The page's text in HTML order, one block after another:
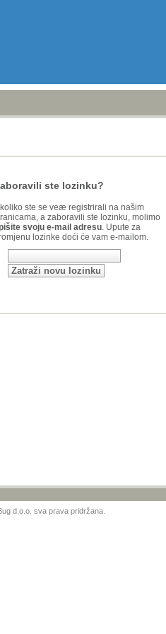
ste lozinku?
ste se veæ registrirali na našim
a zaboravili ste lozinku, molimo
svoju e-mail adresu. Upute za
lozinke doći će vam e-mailom.
d.o.o. sva prava pridržana.